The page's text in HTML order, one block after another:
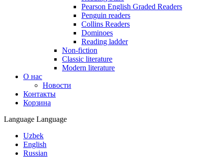
Pearson English Graded Readers
Penguin readers
Collins Readers
Dominoes
Reading ladder
Non-fiction
Classic literature
Modern literature
О нас
Новости
Контакты
Корзина
Language Language
Uzbek
English
Russian